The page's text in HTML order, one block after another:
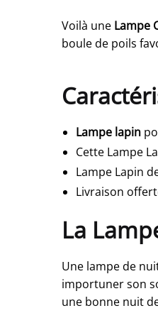
Voilà une Lampe
boule de poils
Lampe lapin
Cette Lampe
Lampe Lapin
Livraison
La
Une lampe de
importuner son
une bonne nuit